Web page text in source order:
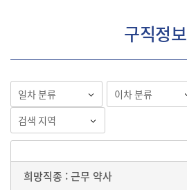
구직정보
근무 약사